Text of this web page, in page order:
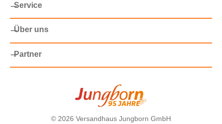
Service
Über uns
Partner
© 2026 Versandhaus Jungborn GmbH